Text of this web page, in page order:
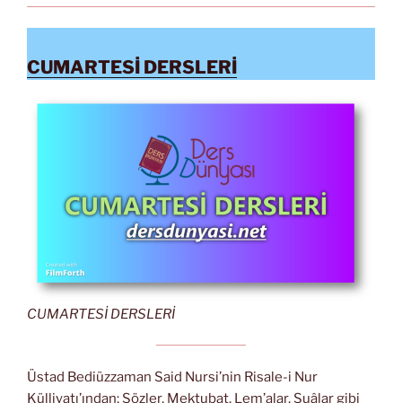
CUMARTESİ DERSLERİ
CUMARTESİ DERSLERİ
Üstad Bediüzzaman Said Nursi’nin Risale-i Nur
Külliyatı’ından; Sözler, Mektubat, Lem’alar, Şuâlar gibi